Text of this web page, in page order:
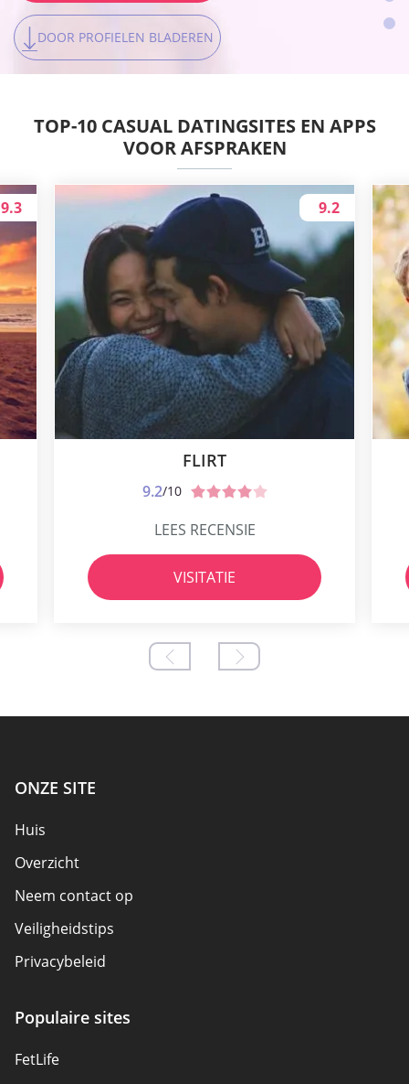
DOOR PROFIELEN BLADEREN
DOOR PROFIELEN BLADEREN
TOP-10 CASUAL DATINGSITES EN APPS
VOOR AFSPRAKEN
9.3
FLIRT
9.2/10
9.2
LEES RECENSIE
VISITATIE
ONZE SITE
Huis
Overzicht
Neem contact op
Veiligheidstips
Privacybeleid
Gelieerde openbaarmaking
Sitemap
Populaire sites
FetLife